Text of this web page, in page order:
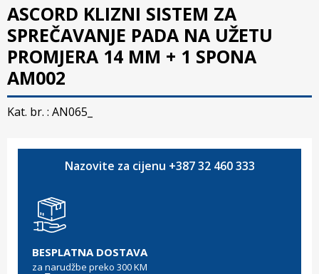
ASCORD KLIZNI SISTEM ZA
SPREČAVANJE PADA NA UŽETU
PROMJERA 14 MM + 1 SPONA
AM002
Kat. br. : AN065_
Nazovite za cijenu +387 32 460 333
BESPLATNA DOSTAVA
za narudžbe preko 300 KM